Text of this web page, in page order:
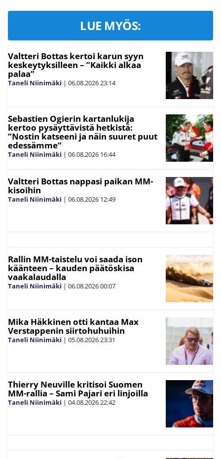
LUE MYÖS:
Valtteri Bottas kertoi karun syyn
keskeytyksilleen – ”Kaikki alkaa
palaa”
Taneli Niinimäki | 06.08.202623:14
Sebastien Ogierin kartanlukija
kertoo pysäyttävistä hetkistä:
”Nostin katseeni ja näin suuret puut
edessämme”
Taneli Niinimäki | 06.08.2026 16:44
Valtteri Bottas nappasi paikan MM-
kisoihin
Taneli Niinimäki | 06.08.2026 12:49
Rallin MM-taistelu voi saada ison
käänteen – kauden päätöskisa
vaakalaudalla
Taneli Niinimäki | 06.08.202600:07
Mika Häkkinen otti kantaa Max
Verstappenin siirtohuhuihin
Taneli Niinimäki | 05.08.202623:31
Thierry Neuville kritisoi Suomen
MM-rallia – Sami Pajari eri linjoilla
Taneli Niinimäki | 04.08.202622:42